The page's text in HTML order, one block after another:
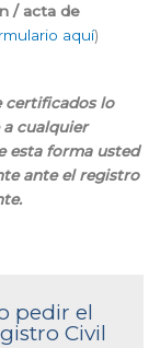
/ acta de
aquí)
certificados lo
cualquier
esta forma usted
ante el registro
pedir el
Civil